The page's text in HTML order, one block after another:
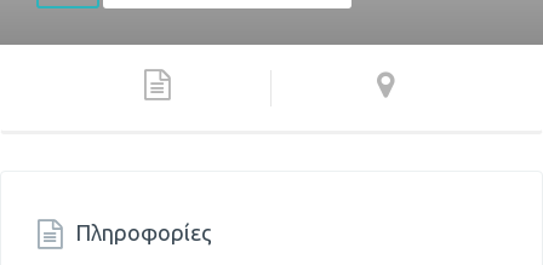
Πληροφορίες